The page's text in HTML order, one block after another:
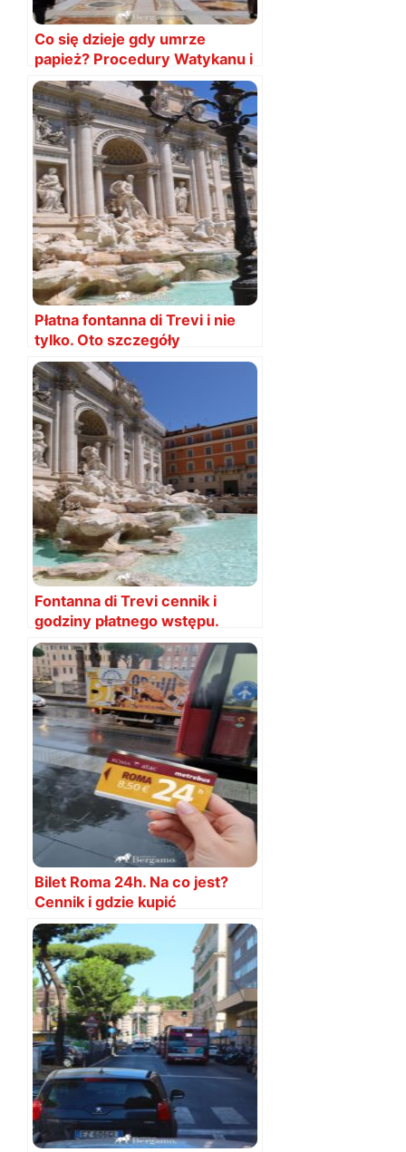
Co się dzieje gdy umrze
papież? Procedury Watykanu i
konklawe
Płatna fontanna di Trevi i nie
tylko. Oto szczegóły
Fontanna di Trevi cennik i
godziny płatnego wstępu.
Kiedy za darmo?
Bilet Roma 24h. Na co jest?
Cennik i gdzie kupić